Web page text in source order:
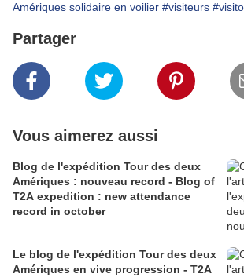
Amériques solidaire en voilier #visiteurs
Partager
Vous aimerez aussi
Blog de l'expédition Tour des deux
Amériques : nouveau record - Blog of
T2A expedition : new attendance
record in october
Le blog de l'expédition Tour des deux
Amériques en vive progression - T2A